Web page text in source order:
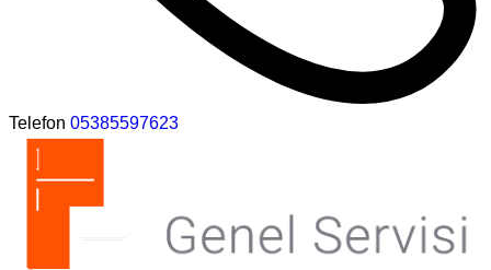
Telefon 05385597623